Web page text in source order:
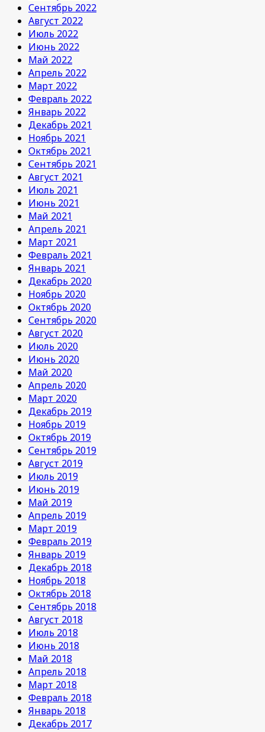
Сентябрь 2022
Август 2022
Июль 2022
Июнь 2022
Май 2022
Апрель 2022
Март 2022
Февраль 2022
Январь 2022
Декабрь 2021
Ноябрь 2021
Октябрь 2021
Сентябрь 2021
Август 2021
Июль 2021
Июнь 2021
Май 2021
Апрель 2021
Март 2021
Февраль 2021
Январь 2021
Декабрь 2020
Ноябрь 2020
Октябрь 2020
Сентябрь 2020
Август 2020
Июль 2020
Июнь 2020
Май 2020
Апрель 2020
Март 2020
Декабрь 2019
Ноябрь 2019
Октябрь 2019
Сентябрь 2019
Август 2019
Июль 2019
Июнь 2019
Май 2019
Апрель 2019
Март 2019
Февраль 2019
Январь 2019
Декабрь 2018
Ноябрь 2018
Октябрь 2018
Сентябрь 2018
Август 2018
Июль 2018
Июнь 2018
Май 2018
Апрель 2018
Март 2018
Февраль 2018
Январь 2018
Декабрь 2017